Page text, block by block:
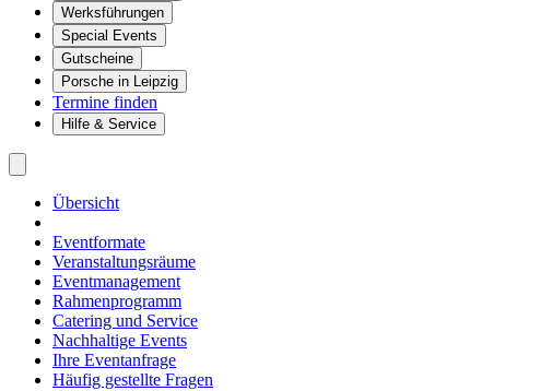
Werksführungen
Special Events
Gutscheine
Porsche in Leipzig
Termine finden
Hilfe & Service
Übersicht
Eventformate
Veranstaltungsräume
Eventmanagement
Rahmenprogramm
Catering und Service
Nachhaltige Events
Ihre Eventanfrage
Häufig gestellte Fragen